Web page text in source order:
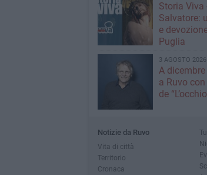
Storia Viva
Salvatore:
e
Puglia
3 AGOSTO 2026
A
a Ruvo
de
Notizie da Ruvo
Vita di città
Territorio
Cronaca